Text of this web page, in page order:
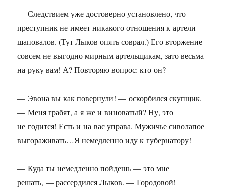
— Следствием уже достоверно установлено, что
преступник не имеет никакого отношения к артели
шаповалов. (Тут Лыков опять соврал.) Его вторжение
совсем не выгодно мирным артельщикам, зато весьма
на руку вам! А? Повторяю вопрос: кто он?
— Эвона вы как повернули! — оскорбился скупщик.
— Меня грабят, а я же и виноватый? Ну, это
не годится! Есть и на вас управа. Мужичье сиволапое
выгораживать…Я немедленно иду к губернатору!
— Куда ты немедленно пойдешь — это мне
решать, — рассердился Лыков. — Городовой!